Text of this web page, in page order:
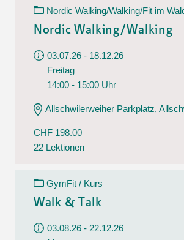
Nordic Walking/Walking/Fit im
Nordic Walking/Walking
03.07.26 - 18.12.26
Freitag
14:00 - 15:00 Uhr
Allschwilerweiher Parkplatz,
CHF 198.00
22 Lektionen
GymFit / Kurs
Walk & Talk
03.08.26 - 22.12.26